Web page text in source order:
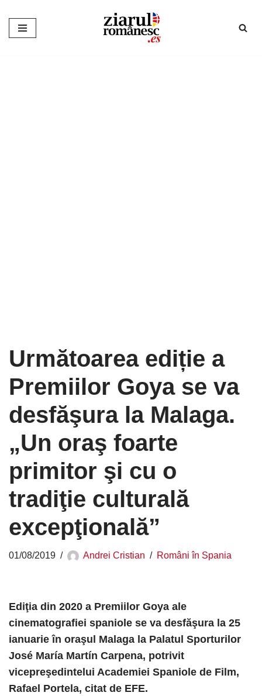
Sari
Următoarea ediție a
Premiilor Goya se va
desfăşura la Malaga.
„Un oraş foarte
primitor şi cu o
tradiţie culturală
excepţională”
01/08/2019 Andrei Cristian Români în Spania
Ediţia din 2020 a Premiilor Goya ale
cinematografiei spaniole se va desfăşura la 25
ianuarie în oraşul Malaga la Palatul Sporturilor
José María Martín Carpena, potrivit
vicepreşedintelui Academiei Spaniole de Film,
Rafael Portela, citat de EFE.